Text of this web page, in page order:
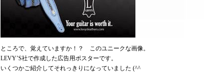
ところで、覚えていますか！？ このユニークな画像。
LEVY’S社で作成した広告用ポスターです。
いくつかご紹介してそれっきりになっていました (^^ゞ